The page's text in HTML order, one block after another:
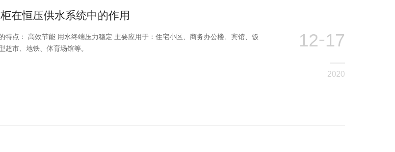
在恒压供水系统中的作用
特点： 高效节能 用水终端压力稳定 主要应用于：住宅小区、商务办公楼、宾馆、饭
超市、地铁、体育场馆等。
12 17
2020